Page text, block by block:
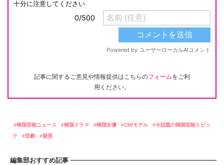
記事に関するご意見や情報提供はこちらのフォームをご利
用ください。
韓国芸能ニュース 韓国ドラマ 韓国女優 CM/モデル
今話題の韓国芸能トピッ
ク
悲劇 疑惑
編集部おすすめ記事